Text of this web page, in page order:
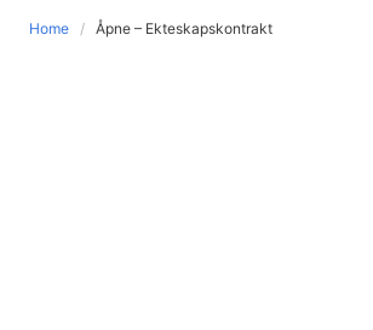
Home Åpne – Ekteskapskontrakt